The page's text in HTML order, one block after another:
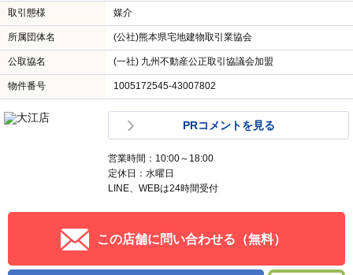
取引態様 媒介
所属団体名 (公社)熊本県宅地建物取引業協会
公取協名 (一社) 九州不動産公正取引協議会加盟
物件番号 1005172545-43007802
PRコメントを見る
営業時間：10:00～18:00
定休日：水曜日
LINE、WEBは24時間受付
この店舗に問い合わせる（無料）